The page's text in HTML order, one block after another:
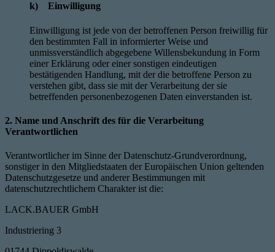
k) Einwilligung
Einwilligung ist jede von der betroffenen Person freiwillig für
den bestimmten Fall in informierter Weise und
unmissverständlich abgegebene Willensbekundung in Form
einer Erklärung oder einer sonstigen eindeutigen
bestätigenden Handlung, mit der die betroffene Person zu
verstehen gibt, dass sie mit der Verarbeitung der sie
betreffenden personenbezogenen Daten einverstanden ist.
2. Name und Anschrift des für die Verarbeitung
Verantwortlichen
Verantwortlicher im Sinne der Datenschutz-Grundverordnung,
sonstiger in den Mitgliedstaaten der Europäischen Union geltenden
Datenschutzgesetze und anderer Bestimmungen mit
datenschutzrechtlichem Charakter ist die:
LACK.BAUER GmbH
Industriering 3